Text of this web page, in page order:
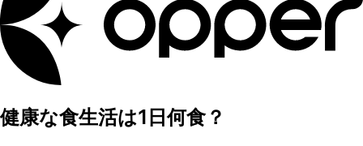
健康な食生活は1日何食？